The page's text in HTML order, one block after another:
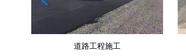
道路工程施工